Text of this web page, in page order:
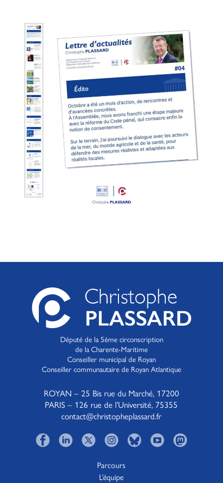
Député de la 5ème circonscription
de la Charente-Maritime
Conseiller municipal de Royan
Conseiller communautaire de Royan Atlantique
ROYAN – 25 Bis rue du Marché, 17200
PARIS – 126 rue de l’Université, 75355
contact@christopheplassard.fr
Parcours
L’équipe